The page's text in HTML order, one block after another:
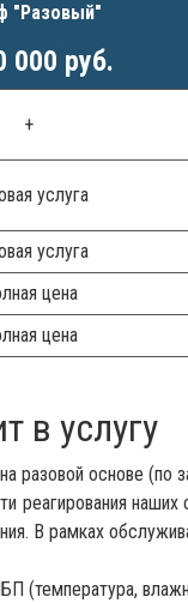
"Разовый"
000 руб.
+
услуга
услуга
цена
цена
в услугу
основе (по
реагирования
В рамках
(температура,